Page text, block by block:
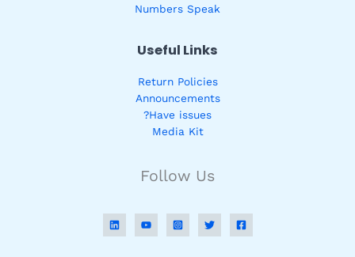
Numbers Speak
Useful Links
Return Policies
Announcements
Have issues?
Media Kit
Follow Us